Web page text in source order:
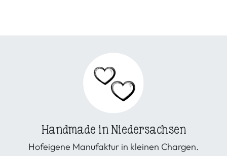
Handmade in Niedersachsen
Hofeigene Manufaktur in kleinen Chargen.